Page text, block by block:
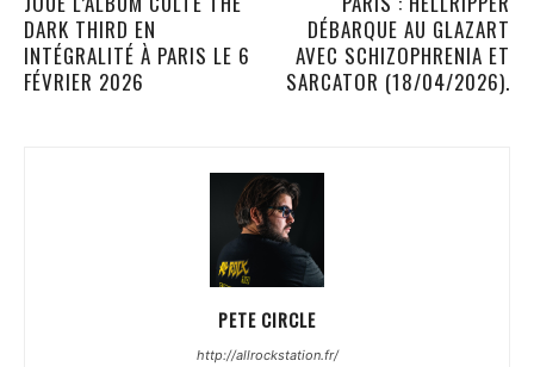
DARK THIRD EN
INTÉGRALITÉ À PARIS LE 6
FÉVRIER 2026
DÉBARQUE AU GLAZART
AVEC SCHIZOPHRENIA ET
SARCATOR (18/04/2026).
PETE CIRCLE
http://allrockstation.fr/